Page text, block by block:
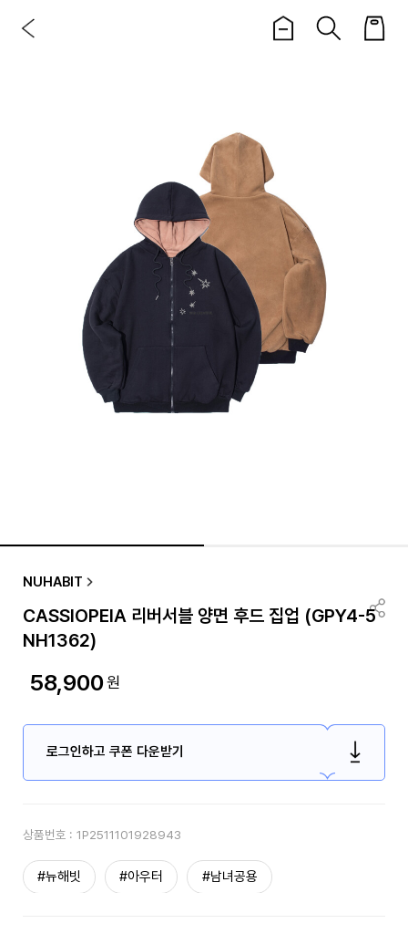
NUHABIT
CASSIOPEIA 리버서블 양면 후드 집업 (GPY4-5
NH1362)
58,900원
로그인하고 쿠폰 다운받기
상품번호 : 1P2511101928943
#뉴해빗 #아우터 #남녀공용